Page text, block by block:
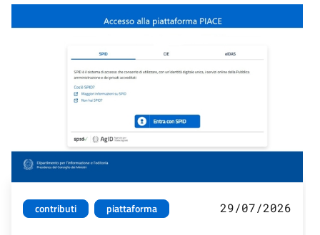
contributi piattaforma 29/07/2026